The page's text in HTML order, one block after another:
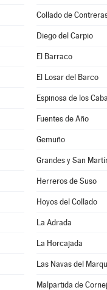
Collado de
Diego del Carpio
El Barraco
El Losar del Barco
Espinosa de los
Fuentes de Año
Gemuño
Grandes y San
Herreros de Suso
Hoyos del Collado
La Adrada
La Horcajada
Las Navas del
Malpartida de